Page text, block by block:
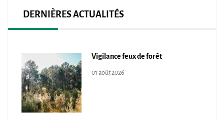
DERNIÈRES ACTUALITÉS
Vigilance feux de forêt
01 août 2026